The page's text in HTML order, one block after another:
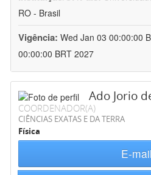
RO - Brasil
Vigência: Wed Jan 03 00:00:00
00:00:00 BRT 2027
Ado Jorio
COORDENADOR(A)
CIÊNCIAS EXATAS E DA TERRA
Física
E-mail